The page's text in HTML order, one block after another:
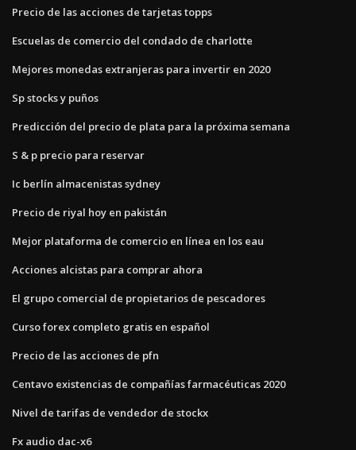
Precio de las acciones de tarjetas topps
Escuelas de comercio del condado de charlotte
Mejores monedas extranjeras para invertir en 2020
Sp stocks y puños
Predicción del precio de plata para la próxima semana
S & p precio para reservar
Ic berlín almacenistas sydney
Precio de riyal hoy en pakistán
Mejor plataforma de comercio en línea en los eau
Acciones alcistas para comprar ahora
El grupo comercial de propietarios de pescadores
Curso forex completo gratis en español
Precio de las acciones de pfn
Centavo existencias de compañías farmacéuticas 2020
Nivel de tarifas de vendedor de stockx
Fx audio dac-x6